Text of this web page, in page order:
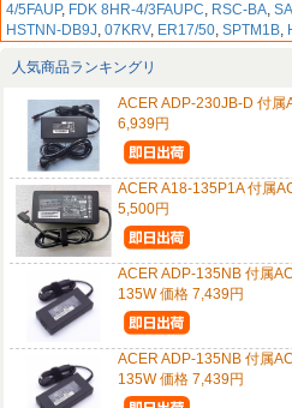
4/5FAUP, FDK 8HR-4/3FAUPC, RSC-BA,
HSTNN-DB9J, 07KRV, ER17/50, SPTM1B,
人気商品ランキングリ
ACER ADP-230JB-D 付属
6,939円
ACER A18-135P1A 付属
5,500円
ACER ADP-135NB 付属
135W 価格 7,439円
ACER ADP-135NB 付属
135W 価格 7,439円